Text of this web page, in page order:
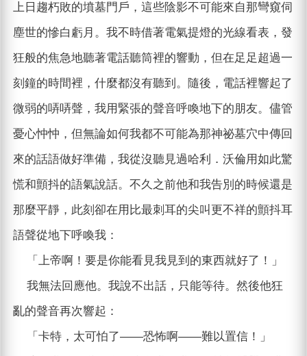
上日趨朽敗的墳墓門戶，這些陰影不可能來自那彎窺伺
塵世的慘白虧月。我不時借著電氣提燈的光線看表，發
狂般的焦急地聽著電話聽筒裡的響動，但在足足超過一
刻鐘的時間裡，什麼都沒有聽到。隨後，電話裡響起了
微弱的哢哢聲，我用緊張的聲音呼喚地下的朋友。儘管
憂心忡忡，但無論如何我都不可能為那神祕墓穴中傳回
來的話語做好準備，我從沒聽見過哈利．沃倫用如此驚
慌和顫抖的語氣說話。不久之前他和我告別的時候還是
那麼平靜，此刻卻在用比最刺耳的尖叫更不祥的顫抖耳
語聲從地下呼喚我：
「上帝啊！要是你能看見我見到的東西就好了！」
我無法回應他。我說不出話，只能等待。然後他狂
亂的聲音再次響起：
「卡特，太可怕了——恐怖啊——難以置信！」